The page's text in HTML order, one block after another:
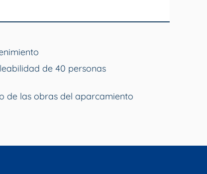
de 40 personas
de las obras del aparcamiento